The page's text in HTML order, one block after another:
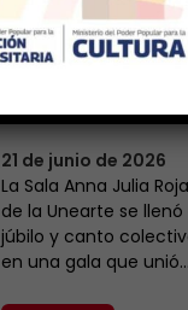
Más de 400
rinden tributo a
Bor
21 de junio de 2026
​La Sala Anna Julia
de la Unearte se llenó
júbilo y canto
en una gala que unió…